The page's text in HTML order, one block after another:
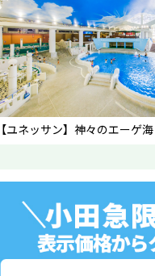
【ユネッサン】神々のエーゲ海